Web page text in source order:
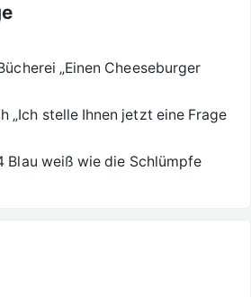
„Einen Cheeseburger
„Ich stelle Ihnen jetzt eine Frage
Blau weiß wie die Schlümpfe